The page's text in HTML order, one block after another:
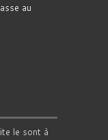
au
le sont à